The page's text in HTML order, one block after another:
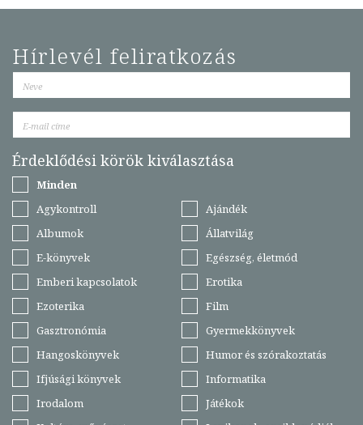
Hírlevél feliratkozás
Érdeklődési körök kiválasztása
Minden
Agykontroll
Ajándék
Albumok
Állatvilág
E-könyvek
Egészség, életmód
Emberi kapcsolatok
Erotika
Ezoterika
Film
Gasztronómia
Gyermekkönyvek
Hangoskönyvek
Humor és szórakoztatás
Ifjúsági könyvek
Informatika
Irodalom
Játékok